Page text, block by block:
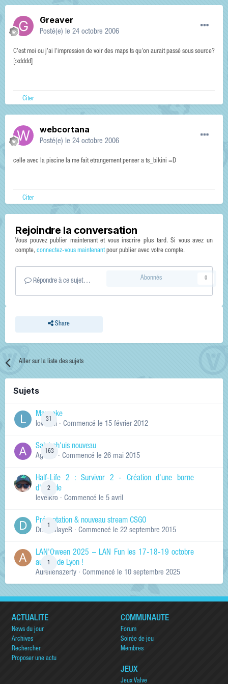
Greaver
Posté(e) le 24 octobre 2006
C'est moi ou j'ai l'impression de voir des maps ts qu'on aurait passé sous source?
[:xdddd]
Citer
webcortana
Posté(e) le 24 octobre 2006
celle avec la piscine la me fait etrangement penser a ts_bikini =D
Citer
Rejoindre la conversation
Vous pouvez publier maintenant et vous inscrire plus tard. Si vous avez un
compte, connectez-vous maintenantpour publier avec votre compte.
Répondre à ce sujet…
Share
Abonnés 0
Aller sur la liste des sujets
Sujets
31
Manneke
lowskill · Commencé le 15 février 2012
163
Salut ch'uis nouveau
Ag0Nie · Commencé le 26 mai 2015
2
Half-Life 2 : Survivor 2 - Création d'une borne
d'arcade
levelkro · Commencé le 5 avril
1
Présentation & nouveau stream CSGO
Dr.KinSlayeR · Commencé le 22 septembre 2015
1
LAN'Oween 2025 – LAN Fun les 17-18-19 octobre
au sud de Lyon !
Aurelienazerty · Commencé le 10 septembre 2025
ACTUALITÉ
News du jour
Archives
Rechercher
Proposer une actu
COMMUNAUTÉ
Forum
Soirée de jeu
Membres
JEUX
Jeux Valve